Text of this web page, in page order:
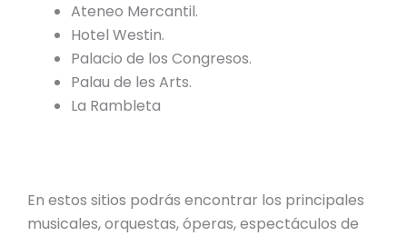
Ateneo Mercantil.
Hotel Westin.
Palacio de los Congresos.
Palau de les Arts.
La Rambleta
En estos sitios podrás encontrar los principales
musicales, orquestas, óperas, espectáculos de